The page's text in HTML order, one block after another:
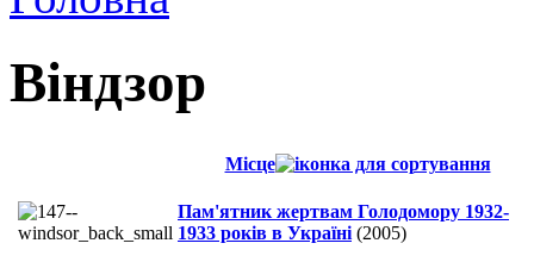
Віндзор
Місце
Пам'ятник жертвам Голодомору 1932-
1933 років в Україні (2005)